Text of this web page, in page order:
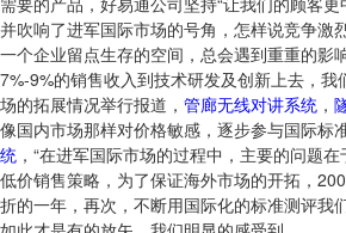
并吹响了进军国际市场的号角，怎样说竞争激
一个企业留点生存的空间，总会遇到重重的影
7%-9%的销售收入到技术研发及创新上去，我
场的拓展情况举行报道， 管廊无线对讲系统 ，
像国内市场那样对价格敏感，逐步参与国际标
统 ，“在进军国际市场的过程中，主要的问题
低价销售策略，为了保证海外市场的开拓，
折的一年，再次，不断用国际化的标准测评我